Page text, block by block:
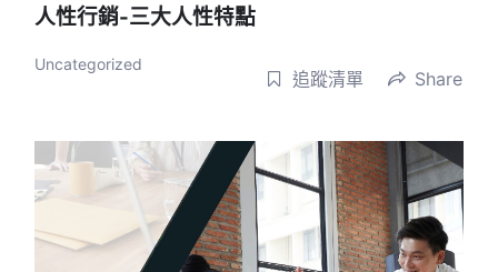
人性行銷-三大人性特點
Uncategorized
追蹤清單 Share